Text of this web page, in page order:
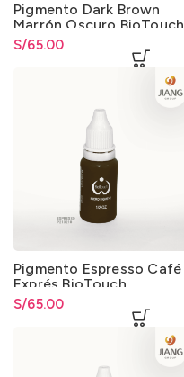
Pigmento Dark Brown
Marrón Oscuro BioTouch
Maquillaje Permanente y
Microblading
S/65.00
Pigmento Espresso Café
Exprés BioTouch
Maquillaje Permanente y
Microblading
S/65.00